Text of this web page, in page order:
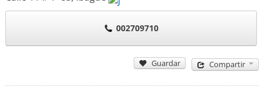
002709710
Guardar Compartir